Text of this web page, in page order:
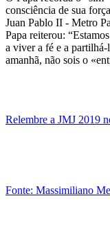
consciência de sua
Juan Pablo II - Metro
Papa reiterou:
a viver a fé e a
amanhã, não sois o
Relembre a JMJ 2019
Fonte: Massimiliano